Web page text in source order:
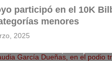
participó en el 10K
menores
2025